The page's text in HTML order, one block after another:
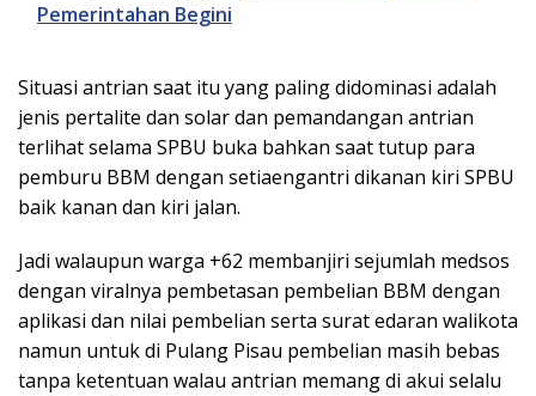
Pemerintahan Begini
Situasi antrian saat itu yang paling didominasi adalah
jenis pertalite dan solar dan pemandangan antrian
terlihat selama SPBU buka bahkan saat tutup para
pemburu BBM dengan setiaengantri dikanan kiri SPBU
baik kanan dan kiri jalan.
Jadi walaupun warga +62 membanjiri sejumlah medsos
dengan viralnya pembetasan pembelian BBM dengan
aplikasi dan nilai pembelian serta surat edaran walikota
namun untuk di Pulang Pisau pembelian masih bebas
tanpa ketentuan walau antrian memang di akui selalu